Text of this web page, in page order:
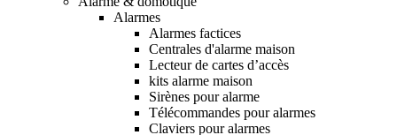
Alarmes
Alarmes factices
Centrales d'alarme maison
Lecteur de cartes d’accès
kits alarme maison
Sirènes pour alarme
Télécommandes pour alarmes
Claviers pour alarmes